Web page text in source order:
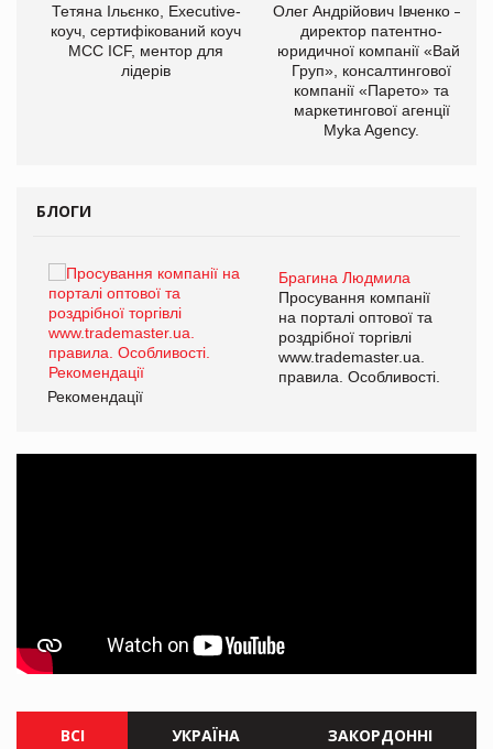
Тетяна Ільєнко, Executive-
коуч, сертифікований коуч
МСС ICF, ментор для
лідерів
Олег Андрійович Івченко —
директор патентно-
юридичної компанії «Вайз
Груп», консалтингової
компанії «Парето» та
маркетингової агенції
Myka Agency.
БЛОГИ
Брагина Людмила
Просування компанії
на порталі оптової та
роздрібної торгівлі
www.trademaster.ua.
правила. Особливості.
Рекомендації
ВСІ УКРАЇНА ЗАКОРДОННІ